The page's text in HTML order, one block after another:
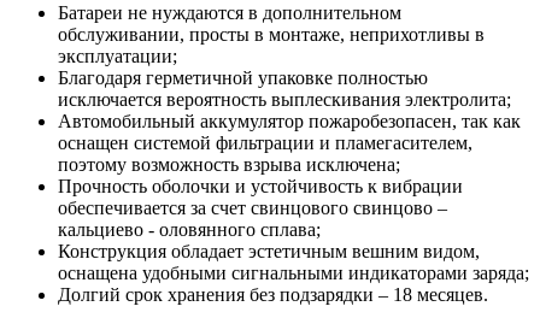
Батареи не нуждаются в дополнительном
обслуживании, просты в монтаже, неприхотливы в
эксплуатации;
Благодаря герметичной упаковке полностью
исключается вероятность выплескивания электролита;
Автомобильный аккумулятор пожаробезопасен, так как
оснащен системой фильтрации и пламегасителем,
поэтому возможность взрыва исключена;
Прочность оболочки и устойчивость к вибрации
обеспечивается за счет свинцового свинцово –
кальциево - оловянного сплава;
Конструкция обладает эстетичным вешним видом,
оснащена удобными сигнальными индикаторами заряда;
Долгий срок хранения без подзарядки – 18 месяцев.